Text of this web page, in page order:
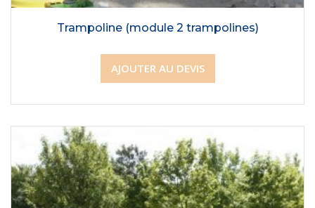
Trampoline (module 2 trampolines)
AJOUTER AU DEVIS